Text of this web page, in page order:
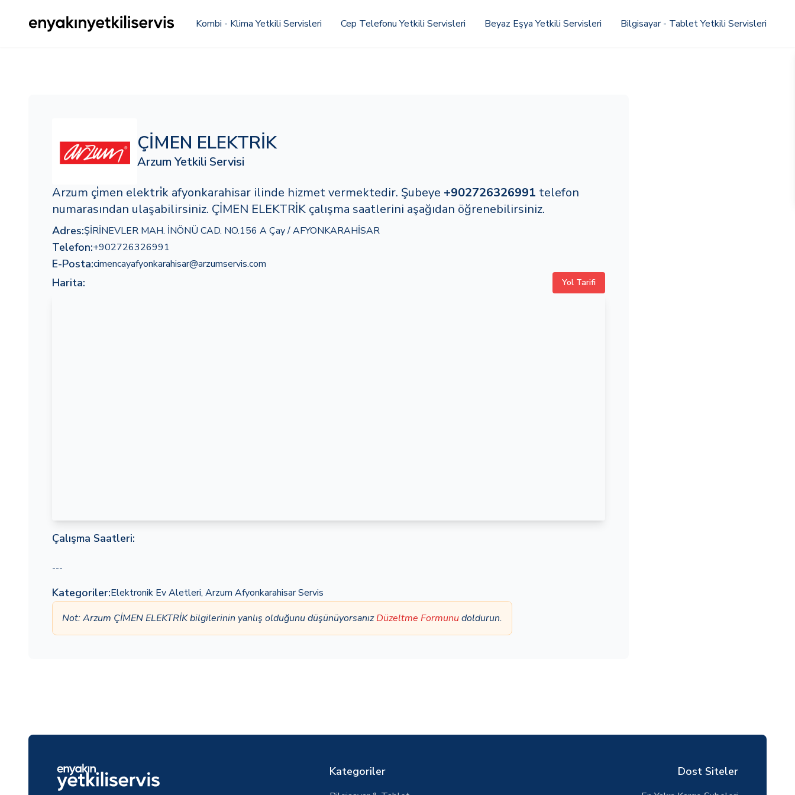
Kombi - Klima Yetkili Servisleri Cep Telefonu Yetkili Servisleri Beyaz Eşya Yetkili Servisleri Bilgisayar - Tablet Yetkili Servisleri
ÇİMEN ELEKTRİK
Arzum Yetkili Servisi
Arzum çi̇men elektri̇k afyonkarahisar ilinde hizmet vermektedir. Şubeye +902726326991 telefon
numarasından ulaşabilirsiniz. ÇİMEN ELEKTRİK çalışma saatlerini aşağıdan öğrenebilirsiniz.
Adres:ŞİRİNEVLER MAH. İNÖNÜ CAD. NO.156 A Çay / AFYONKARAHİSAR
Telefon:+902726326991
E-Posta:cimencayafyonkarahisar@arzumservis.com
Harita: Yol Tarifi
Çalışma Saatleri:
---
Kategoriler:Elektronik Ev Aletleri, Arzum Afyonkarahisar Servis
Not: Arzum ÇİMEN ELEKTRİK bilgilerinin yanlış olduğunu düşünüyorsanızDüzeltme Formunudoldurun.
Kategoriler Dost Siteler